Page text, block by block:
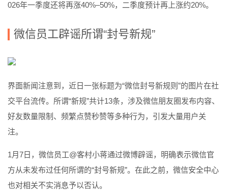
026年一季度还将再涨40%–50%，二季度预计再上涨约20%。
微信员工辟谣所谓“封号新规”
界面新闻注意到，近日一张标题为“微信封号新规则”的图片在社
交平台流传。所谓“新规”共计13条，涉及微信朋友圈发布内容、
好友数量限制、频繁点赞秒赞等多种行为，引发大量用户关
注。
1月7日，微信员工@客村小蒋通过微博辟谣，明确表示微信官
方从未发布过任何所谓的“封号新规”。在此之前，微信安全中心
也对相关不实消息予以否认。